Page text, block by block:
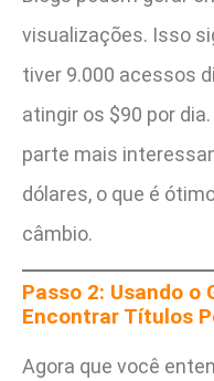
visualizações. Isso
tiver 9.000 acessos
atingir os $90 por
parte mais
dólares, o que é
câmbio.
Passo 2: Usando o
Encontrar Títulos
Agora que você